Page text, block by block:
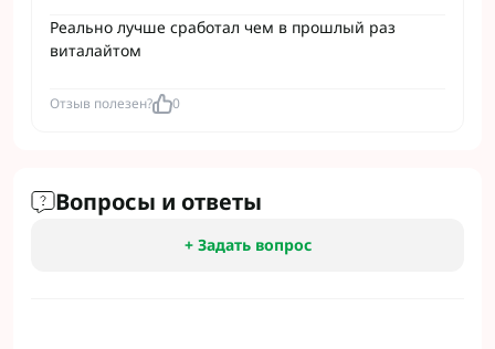
Реально лучше сработал чем в прошлый раз
виталайтом
Отзыв полезен? 0
Вопросы и ответы
+ Задать вопрос